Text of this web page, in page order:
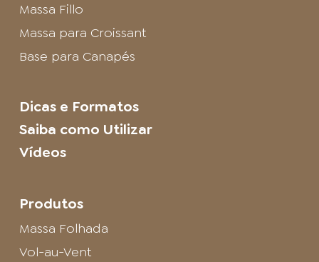
Massa Fillo
Massa para Croissant
Base para Canapés
Dicas e Formatos
Saiba como Utilizar
Vídeos
Produtos
Massa Folhada
Vol-au-Vent